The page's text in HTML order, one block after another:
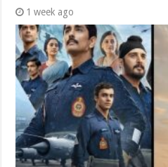
1 week ago